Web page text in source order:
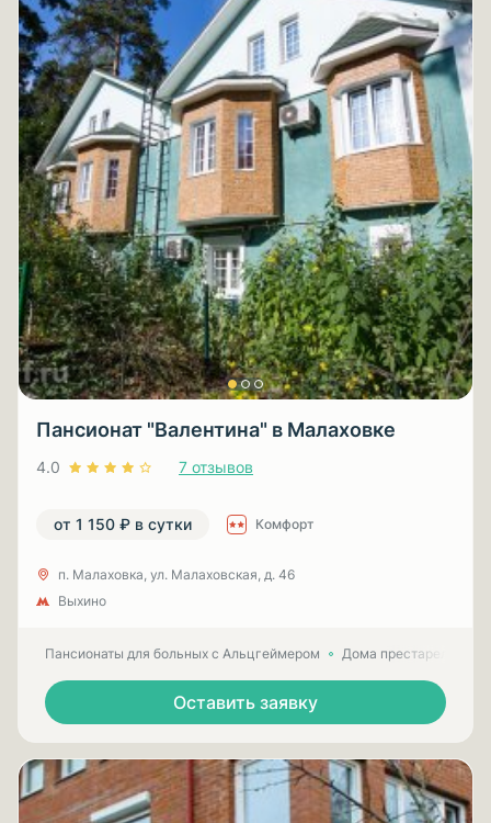
Пансионат "Валентина" в Малаховке
4.0 7 отзывов
от 1 150 ₽ в сутки Комфорт
п. Малаховка, ул. Малаховская, д. 46
Выхино
Пансионаты для больных с Альцгеймером Дома престарелых
Оставить заявку